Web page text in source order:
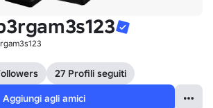
27 Profili seguiti
Aggiungi agli amici